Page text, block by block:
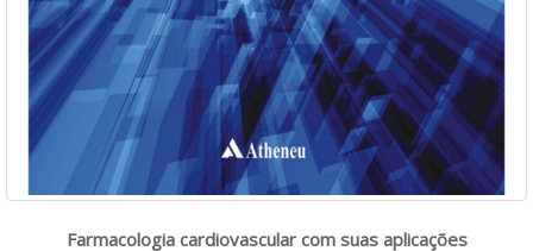
Farmacologia cardiovascular com suas aplicações